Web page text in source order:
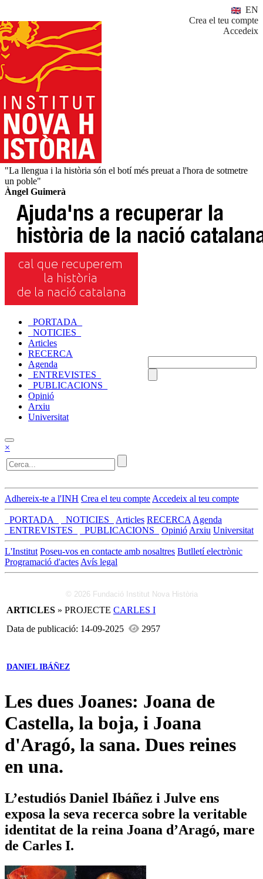
EN
Crea el teu compte
Accedeix
"La llengua i la història són el botí més preuat a l'hora de sotmetre
un poble"
Àngel Guimerà
_PORTADA_
_NOTICIES_
Articles
RECERCA
Agenda
_ENTREVISTES_
_PUBLICACIONS_
Opinió
Arxiu
Universitat
×
Adhereix-te a l'INH Crea el teu compte Accedeix al teu compte
_PORTADA_ _NOTICIES_ Articles RECERCA Agenda
_ENTREVISTES_
_PUBLICACIONS_ Opinió Arxiu Universitat
L'Institut Poseu-vos en contacte amb nosaltres Butlletí electrònic
Programació d'actes Avís legal
© 2026 Fundació Institut Nova Història
ARTICLES » PROJECTE CARLES I
Data de publicació: 14-09-2025
2957
DANIEL IBÁÑEZ
Les dues Joanes: Joana de
Castella, la boja, i Joana
d'Aragó, la sana. Dues reines
en una.
L’estudiós Daniel Ibáñez i Julve ens
exposa la seva recerca sobre la veritable
identitat de la reina Joana d’Aragó, mare
de Carles I.